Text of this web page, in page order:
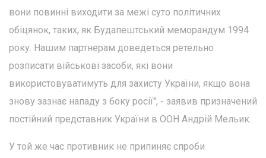
вони повинні виходити за межі суто політичних
обіцянок, таких, як Будапештський меморандум 1994
року. Нашим партнерам доведеться ретельно
розписати військові засоби, які вони
використовуватимуть для захисту України, якщо вона
знову зазнає нападу з боку росії", - заявив призначений
постійний представник України в ООН Андрій Мельик.
У той же час противник не припиняє спроби